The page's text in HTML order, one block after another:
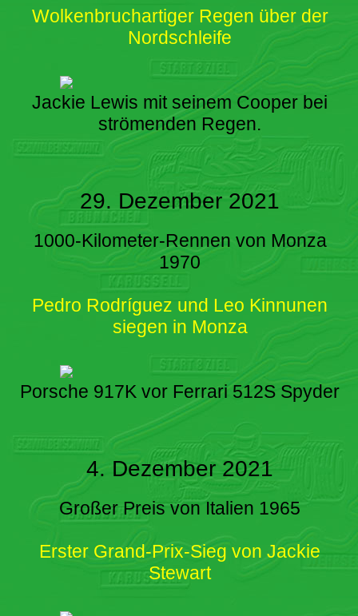
Wolkenbruchartiger Regen über der
Nordschleife
Jackie Lewis mit seinem Cooper bei
strömenden Regen.
29. Dezember 2021
1000-Kilometer-Rennen von Monza
1970
Pedro Rodríguez und Leo Kinnunen
siegen in Monza
Porsche 917K vor Ferrari 512S Spyder
4. Dezember 2021
Großer Preis von Italien 1965
Erster Grand-Prix-Sieg von Jackie
Stewart